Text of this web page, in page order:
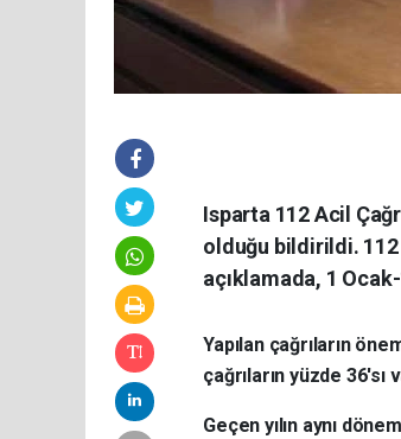
Isparta 112 Acil
olduğu bildirildi. 112
açıklamada, 1
Yapılan çağrıların
çağrıların yüzde 36'sı
Geçen yılın aynı